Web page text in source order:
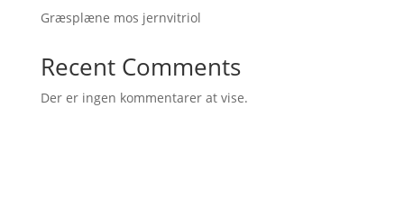
Græsplæne mos jernvitriol
Recent Comments
Der er ingen kommentarer at vise.